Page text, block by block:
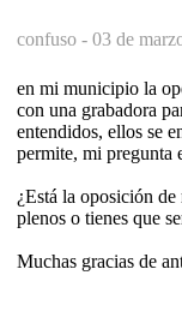
confuso - 03 de
en mi municipio la
con una grabadora
entendidos, ellos se
permite, mi pregunta
¿Está la oposición
plenos o tienes que
Muchas gracias de